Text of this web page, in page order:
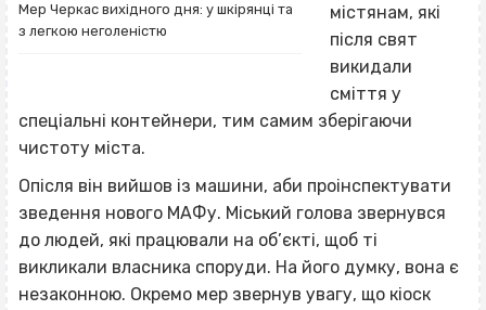
Мер Черкас вихідного дня: у шкірянці та
з легкою неголеністю
містянам, які
після свят
викидали
сміття у
спеціальні контейнери, тим самим зберігаючи
чистоту міста.
Опісля він вийшов із машини, аби проінспектувати
зведення нового МАФу. Міський голова звернувся
до людей, які працювали на об’єкті, щоб ті
викликали власника споруди. На його думку, вона є
незаконною. Окремо мер звернув увагу, що кіоск